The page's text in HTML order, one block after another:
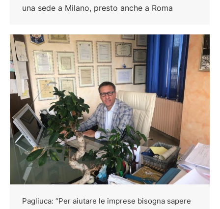
una sede a Milano, presto anche a Roma
Pagliuca: “Per aiutare le imprese bisogna sapere